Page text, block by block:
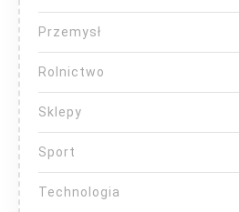
Przemysł
Rolnictwo
Sklepy
Sport
Technologia